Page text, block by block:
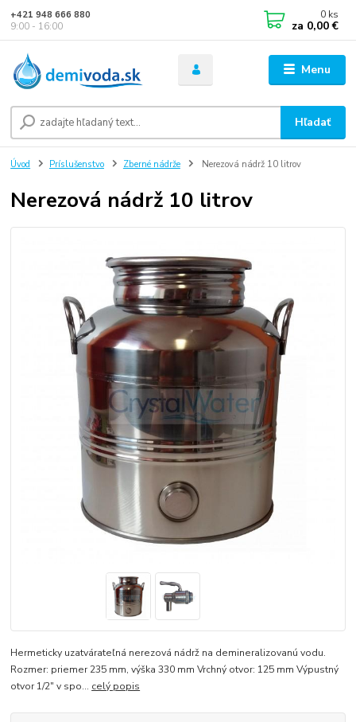
Menu
Hľadať
+421 948 666 880
9:00 - 16:00
0 ks
za 0,00 €
Úvod Príslušenstvo Zberné nádrže Nerezová nádrž 10 litrov
Nerezová nádrž 10 litrov
Hermeticky uzatvárateľná nerezová nádrž na demineralizovanú vodu.
Rozmer: priemer 235 mm, výška 330 mm Vrchný otvor: 125 mm Výpustný
otvor 1/2" v spo... celý popis